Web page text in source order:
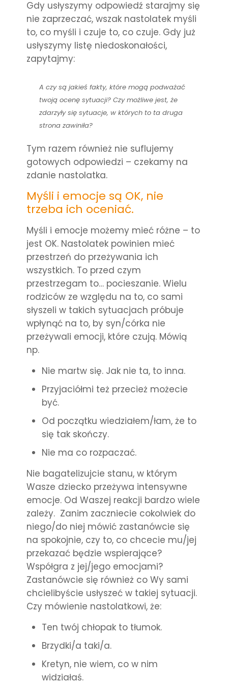
Gdy usłyszymy odpowiedź starajmy się
nie zaprzeczać, wszak nastolatek myśli
to, co myśli i czuje to, co czuje. Gdy już
usłyszymy listę niedoskonałości,
zapytajmy:
A czy są jakieś fakty, które mogą podważać
twoją ocenę sytuacji? Czy możliwe jest, że
zdarzyły się sytuacje, w których to ta druga
strona zawiniła?
Tym razem również nie suflujemy
gotowych odpowiedzi – czekamy na
zdanie nastolatka.
Myśli i emocje są OK, nie
trzeba ich oceniać.
Myśli i emocje możemy mieć różne – to
jest OK. Nastolatek powinien mieć
przestrzeń do przeżywania ich
wszystkich. To przed czym
przestrzegam to… pocieszanie. Wielu
rodziców ze względu na to, co sami
słyszeli w takich sytuacjach próbuje
wpłynąć na to, by syn/córka nie
przeżywali emocji, które czują. Mówią
np.
Nie martw się. Jak nie ta, to inna.
Przyjaciółmi też przecież możecie
być.
Od początku wiedziałem/łam, że to
się tak skończy.
Nie ma co rozpaczać.
Nie bagatelizujcie stanu, w którym
Wasze dziecko przeżywa intensywne
emocje. Od Waszej reakcji bardzo wiele
zależy. Zanim zaczniecie cokolwiek do
niego/do niej mówić zastanówcie się
na spokojnie, czy to, co chcecie mu/jej
przekazać będzie wspierające?
Współgra z jej/jego emocjami?
Zastanówcie się również co Wy sami
chcielibyście usłyszeć w takiej sytuacji.
Czy mówienie nastolatkowi, że:
Ten twój chłopak to tłumok.
Brzydki/a taki/a.
Kretyn, nie wiem, co w nim
widziałaś.